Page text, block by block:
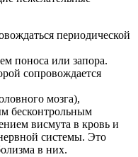
периодической
поноса или запора.
сопровождается
мозга),
бесконтрольным
висмута в кровь и
системы. Это
в них.